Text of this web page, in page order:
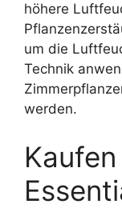
höhere
um die
Technik
werden.